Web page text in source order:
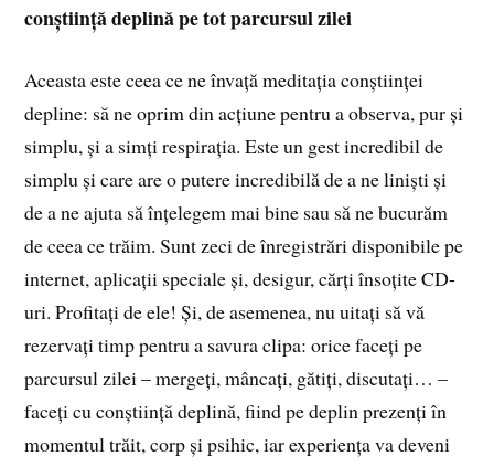
conștiință deplină pe tot parcursul zilei
Aceasta este ceea ce ne învață meditația conștiinței
depline: să ne oprim din acțiune pentru a observa, pur și
simplu, și a simți respirația. Este un gest incredibil de
simplu și care are o putere incredibilă de a ne liniști și
de a ne ajuta să înțelegem mai bine sau să ne bucurăm
de ceea ce trăim. Sunt zeci de înregistrări disponibile pe
internet, aplicații speciale și, desigur, cărți însoțite CD-
uri. Profitați de ele! Și, de asemenea, nu uitați să vă
rezervați timp pentru a savura clipa: orice faceți pe
parcursul zilei – mergeți, mâncați, gătiți, discutați… –
faceți cu conștiință deplină, fiind pe deplin prezenți în
momentul trăit, corp și psihic, iar experiența va deveni